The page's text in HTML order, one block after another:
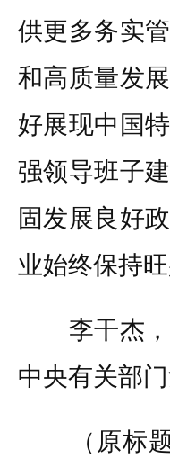
供更多务实
和高质量发
好展现中国
强领导班子
固发展良好
业始终保持旺
李干杰，
中央有关部
（原标题